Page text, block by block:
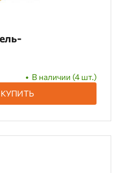
В наличии (4 шт.)
КУПИТЬ